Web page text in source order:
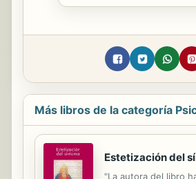
Más libros de la categoría
Estetización del
"La autora del libro